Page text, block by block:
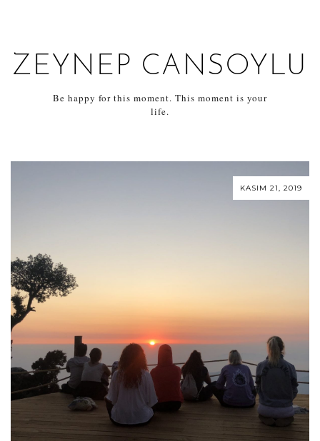
ZEYNEP CANSOYLU
Be happy for this moment. This moment is your
life.
KASIM 21, 2019